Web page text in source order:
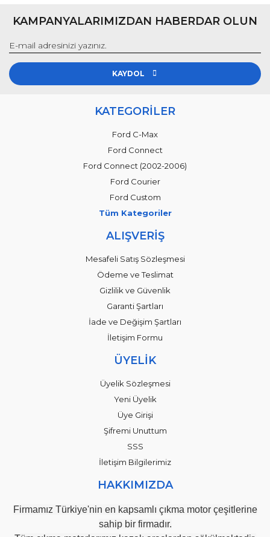
KAMPANYALARIMIZDAN HABERDAR OLUN
KAYDOL
KATEGORİLER
Ford C-Max
Ford Connect
Ford Connect (2002-2006)
Ford Courier
Ford Custom
Tüm Kategoriler
ALIŞVERİŞ
Mesafeli Satış Sözleşmesi
Ödeme ve Teslimat
Gizlilik ve Güvenlik
Garanti Şartları
İade ve Değişim Şartları
İletişim Formu
ÜYELİK
Üyelik Sözleşmesi
Yeni Üyelik
Üye Girişi
Şifremi Unuttum
SSS
İletişim Bilgilerimiz
HAKKIMIZDA
Firmamız Türkiye'nin en kapsamlı çıkma motor çeşitlerine
sahip bir firmadır.